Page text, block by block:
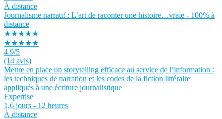
À distance
Journalisme narratif : L’art de raconter une histoire…vraie - 100% à
distance
★★★★★
★★★★★
4.9/5
(14 avis)
Mettre en place un storytelling efficace au service de l’information :
les techniques de narration et les codes de la fiction littéraire
appliqués à une écriture journalistique
Expertise
1,6 jours - 12 heures
À distance